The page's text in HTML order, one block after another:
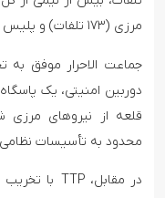
مرزی (۱۷۳ تلفات) و پلیس (۱۲۹ تلفات) در رده‌های بعدی قرار دارند.
دوربین امنیتی، یک
قلعه از نیروهای مرزی
محدود به تأسیسات نظامی